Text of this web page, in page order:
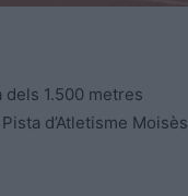
1.500 metres
d’Atletisme Moisès